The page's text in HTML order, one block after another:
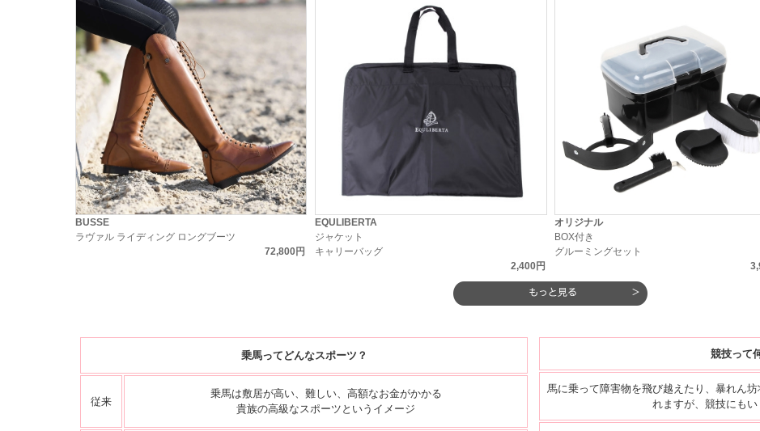
BUSSE
ラヴァル ライディング ロングブーツ
72,800円
EQULIBERTA
ジャケット
キャリーバッグ
2,400円
オリジナル
BOX付き
グルーミングセット
乗馬ってどんなスポーツ？
従来
乗馬は敷居が高い、難しい、高額なお金がかかる
貴族の高級なスポーツというイメージ
競技って
馬に乗って障害物を飛び越えたり、暴れん
れますが、競技にもい